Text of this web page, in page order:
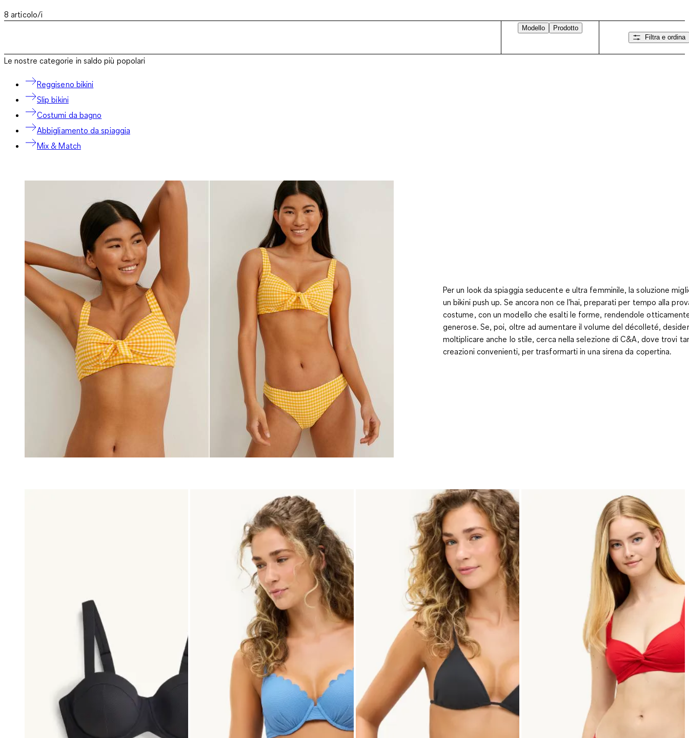
8 articolo/i
Modello
Prodotto
Filtra e ordina
Le nostre categorie in saldo più popolari
Reggiseno bikini
Slip bikini
Costumi da bagno
Abbigliamento da spiaggia
Mix & Match
Per un look da spiaggia seducente e ultra femminile, la soluzione
un bikini push up. Se ancora non ce l'hai, preparati per tempo alla
costume, con un modello che esalti le forme, rendendole
generose. Se, poi, oltre ad aumentare il volume del décolleté,
moltiplicare anche lo stile, cerca nella selezione di C&A, dove trovi
creazioni convenienti, per trasformarti in una sirena da copertina.